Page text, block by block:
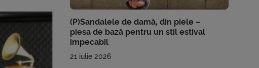
(P)Sandalele de damă, din piele –
piesa de bază pentru un stil estival
impecabil
21 iulie 2026